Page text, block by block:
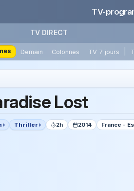
TV-
TV DIRECT
Demain Colonnes TV 7 jours
Lost
Thriller 2h 2014 France -